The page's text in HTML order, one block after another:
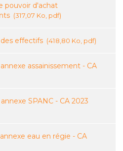
pouvoir d'achat
317,07 Ko, pdf
des effectifs 418,80 Ko, pdf
assainissement - CA
SPANC - CA 2023
eau en régie - CA